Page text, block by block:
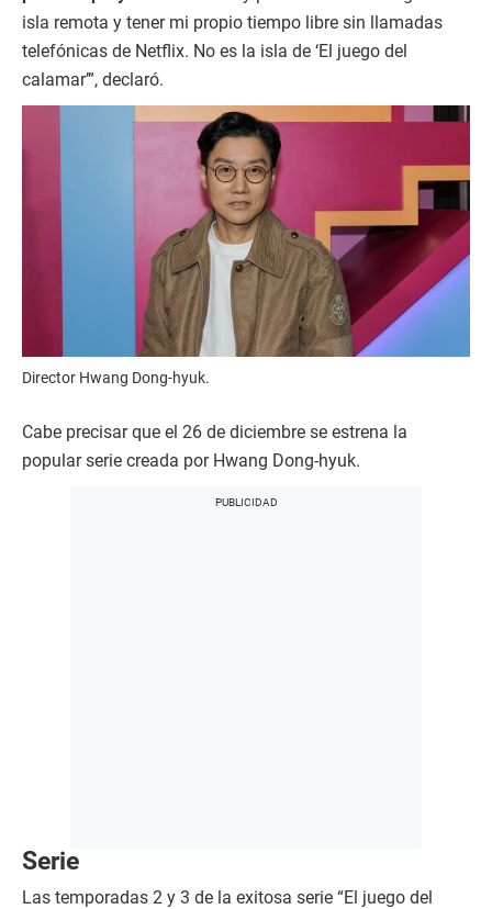
isla remota y tener mi propio tiempo libre sin llamadas
telefónicas de Netflix. No es la isla de ‘El juego del
calamar’”, declaró.
Director Hwang Dong-hyuk.
Cabe precisar que el 26 de diciembre se estrena la
popular serie creada por Hwang Dong-hyuk.
Serie
Las temporadas 2 y 3 de la exitosa serie “El juego del